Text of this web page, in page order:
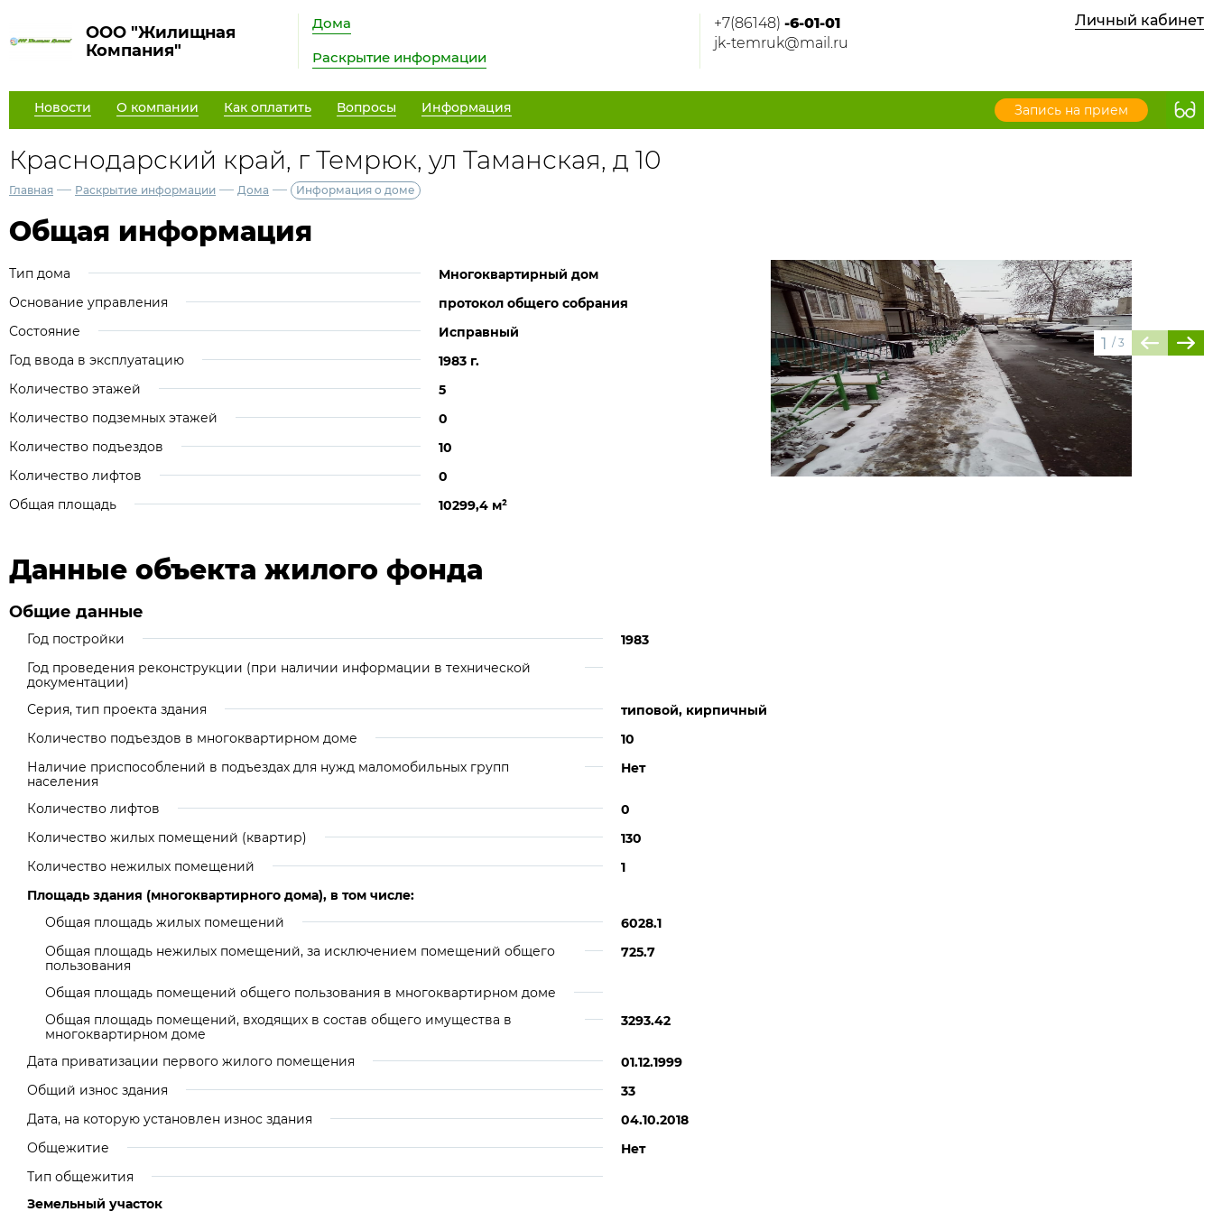
ООО "Жилищная
Компания"
Дома
Раскрытие информации
+7(86148) -6-01-01
jk-temruk@mail.ru
Личный кабинет
Новости О компании Как оплатить Вопросы Информация Запись на прием
Краснодарский край, г Темрюк, ул Таманская, д 10
Главная — Раскрытие информации — Дома — Информация о доме
Общая информация
Тип дома
Многоквартирный дом
Основание управления
протокол общего собрания
Состояние
Исправный
Год ввода в эксплуатацию
1983 г.
Количество этажей
5
Количество подземных этажей
0
Количество подъездов
10
Количество лифтов
0
Общая площадь
10299,4 м²
1 / 3
Данные объекта жилого фонда
Общие данные
Год постройки
1983
Год проведения реконструкции (при наличии информации в технической
документации)
Серия, тип проекта здания
типовой, кирпичный
Количество подъездов в многоквартирном доме
10
Наличие приспособлений в подъездах для нужд маломобильных групп
населения
Нет
Количество лифтов
0
Количество жилых помещений (квартир)
130
Количество нежилых помещений
1
Площадь здания (многоквартирного дома), в том числе:
Общая площадь жилых помещений
6028.1
Общая площадь нежилых помещений, за исключением помещений общего
пользования
725.7
Общая площадь помещений общего пользования в многоквартирном доме
Общая площадь помещений, входящих в состав общего имущества в
многоквартирном доме
3293.42
Дата приватизации первого жилого помещения
01.12.1999
Общий износ здания
33
Дата, на которую установлен износ здания
04.10.2018
Общежитие
Нет
Тип общежития
Земельный участок